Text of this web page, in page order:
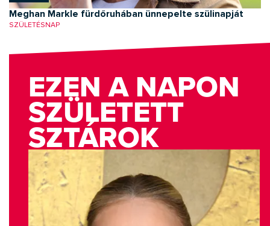
Meghan Markle fürdőruhában ünnepelte szülinapját
SZÜLETÉSNAP
EZEN A NAPON
SZÜLETETT
SZTÁROK